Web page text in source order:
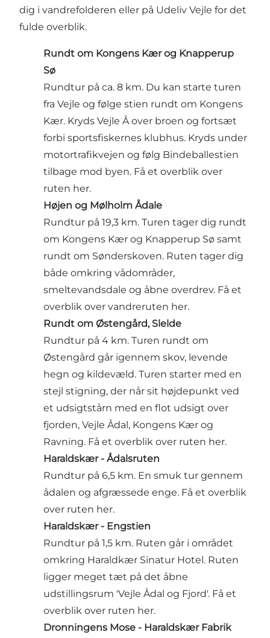
dig i vandrefolderen eller på Udeliv Vejle for det
fulde overblik.
Rundt om Kongens Kær og Knapperup
Sø
Rundtur på ca. 8 km. Du kan starte turen
fra Vejle og følge stien rundt om Kongens
Kær. Kryds Vejle Å over broen og fortsæt
forbi sportsfiskernes klubhus. Kryds under
motortrafikvejen og følg Bindeballestien
tilbage mod byen. Få et overblik over
ruten her.
Højen og Mølholm Ådale
Rundtur på 19,3 km. Turen tager dig rundt
om Kongens Kær og Knapperup Sø samt
rundt om Sønderskoven. Ruten tager dig
både omkring vådområder,
smeltevandsdale og åbne overdrev. Få et
overblik over vandreruten her.
Rundt om Østengård, Slelde
Rundtur på 4 km. Turen rundt om
Østengård går igennem skov, levende
hegn og kildevæld. Turen starter med en
stejl stigning, der når sit højdepunkt ved
et udsigtstårn med en flot udsigt over
fjorden, Vejle Ådal, Kongens Kær og
Ravning. Få et overblik over ruten her.
Haraldskær - Ådalsruten
Rundtur på 6,5 km. En smuk tur gennem
ådalen og afgræssede enge. Få et overblik
over ruten her.
Haraldskær - Engstien
Rundtur på 1,5 km. Ruten går i området
omkring Haraldkær Sinatur Hotel. Ruten
ligger meget tæt på det åbne
udstillingsrum 'Vejle Ådal og Fjord'. Få et
overblik over ruten her.
Dronningens Mose - Haraldskær Fabrik